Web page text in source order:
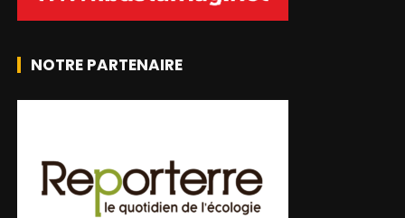
NOTRE PARTENAIRE